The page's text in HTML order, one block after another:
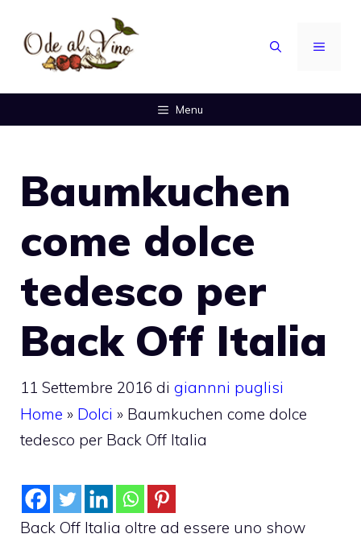
contenuto
MENU
Menu
Baumkuchen
come dolce
tedesco per
Back Off Italia
11 Settembre 2016 di giannni puglisi
Home » Dolci » Baumkuchen come dolce
tedesco per Back Off Italia
Back Off Italia oltre ad essere uno show